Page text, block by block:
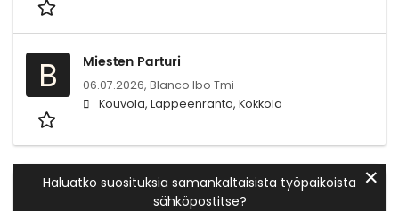
B Miesten Parturi
06.07.2026, Blanco lbo Tmi
Kouvola, Lappeenranta, Kokkola
Haluatko suosituksia samankaltaisista työpaikoista
sähköpostitse?
✕